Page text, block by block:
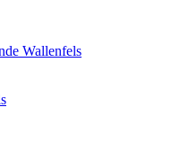
Wallenfels